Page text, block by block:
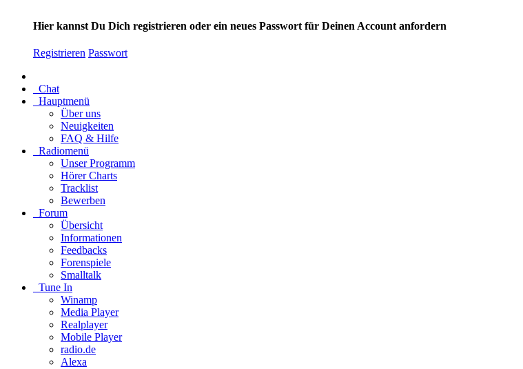
Hier kannst Du Dich registrieren oder ein neues Passwort für Deinen Account anfordern
Registrieren Passwort
Chat
Hauptmenü
Über uns
Neuigkeiten
FAQ & Hilfe
Radiomenü
Unser Programm
Hörer Charts
Tracklist
Bewerben
Forum
Übersicht
Informationen
Feedbacks
Forenspiele
Smalltalk
Tune In
Winamp
Media Player
Realplayer
Mobile Player
radio.de
Alexa